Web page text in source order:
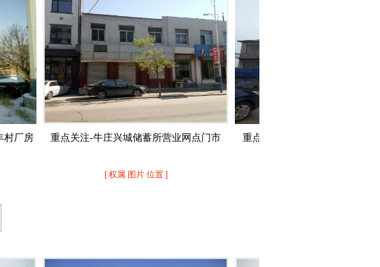
号、
林地土...
房产
贝）
包经营...
号楼东7...
寓卫士...
使用权
房产...
网点...
地使用
组团红...
号房产...
30号 本溪市明山区解放北路19栋7-10层...
29号 本溪市平山区解放南二路38栋2层...
28号 本溪市南芬区思山岭街道办事处国...
172号 本溪满族自治县小市镇嘉乐园12...
171号 大连市沙河口区太原街124号、1...
170号 本溪市明山区地工路47栋房产
169号 本溪市明山区体育路14栋房产
168号 本溪满族自治县小市镇春光路42...
167号 本溪满族自治县小市镇长江路52...
166号 本溪满族自治县小市镇长江路54...
165号 本溪满族自治县小市镇长江路39...
重点关注-牛庄兴城储蓄所营业网点门市
[ 权属 图片 位置 ]
重点关注-海城市高坨镇高坨居委会房屋